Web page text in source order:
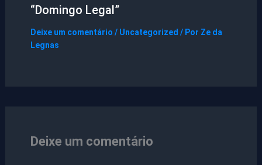
“Domingo Legal”
Deixe um comentário / Uncategorized / Por Ze da
Legnas
Deixe um comentário